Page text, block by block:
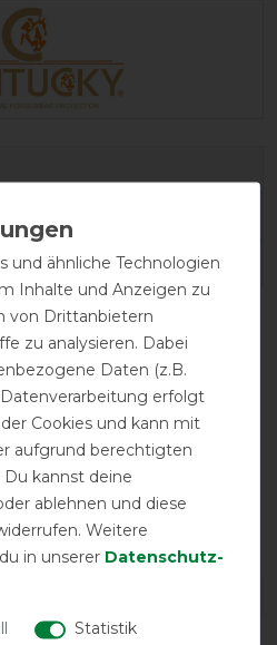
und ähnliche Technologien
Inhalte und Anzeigen zu
von Drittanbietern
zu analysieren. Dabei
Daten (z.B.
erfolgt
Cookies und kann mit
aufgrund berechtigten
kannst deine
ablehnen und diese
Weitere
in unserer Daten­schutz­
Statistik